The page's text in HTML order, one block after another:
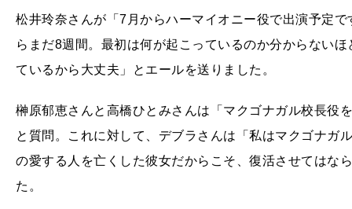
松井玲奈さんが「7月からハーマイオニー役で出演予定
らまだ8週間。最初は何が起こっているのか分からない
ているから大丈夫」とエールを送りました。
榊原郁恵さんと高橋ひとみさんは「マクゴナガル校長役
と質問。これに対して、デブラさんは「私はマクゴナガ
の愛する人を亡くした彼女だからこそ、復活させてはな
た。